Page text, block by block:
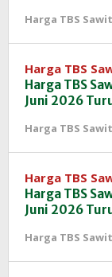
Harga TBS Sawit
Harga TBS
Harga TBS
Juni 2026
Harga TBS Sawit
Harga TBS
Harga TBS
Juni 2026
Harga TBS Sawit